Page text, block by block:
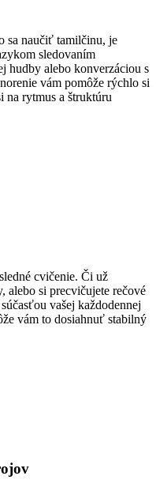
sa naučiť tamilčinu, je
sledovaním
hudby alebo konverzáciou s
vám pomôže rýchlo si
rytmus a štruktúru
cvičenie. Či už
alebo si precvičujete rečové
vašej každodennej
vám to dosiahnuť stabilný